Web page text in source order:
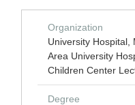
Organization
University Hospital,
Area University
Children Center
Degree